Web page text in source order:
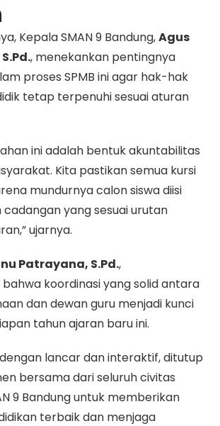
Kepala SMAN 9 Bandung,Agus
, menekankan pentingnya
proses SPMB ini agar hak-hak
tetap terpenuhi sesuai aturan
ini adalah bentuk akuntabilitas
Kita pastikan semua kursi
mundurnya calon siswa diisi
yang sesuai urutan
ujarnya.
Patrayana, S.Pd.,
koordinasi yang solid antara
dan dewan guru menjadi kunci
tahun ajaran baru ini.
lancar dan interaktif, ditutup
bersama dari seluruh civitas
9 Bandung untuk memberikan
terbaik dan menjaga